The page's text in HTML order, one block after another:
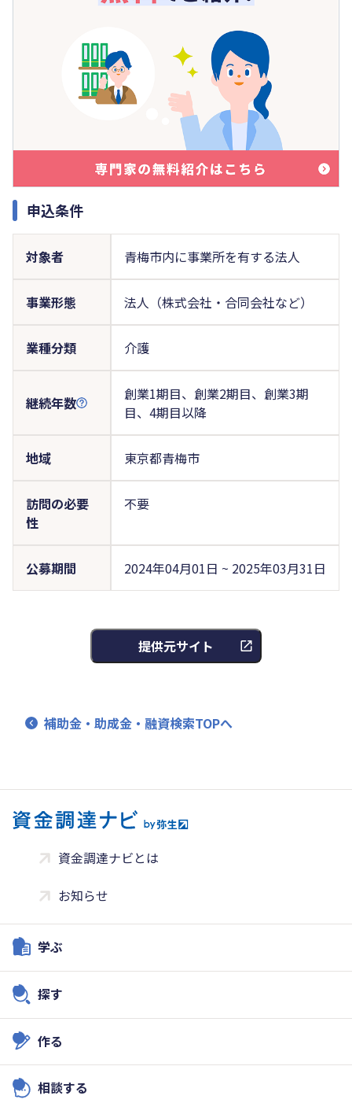
申込条件
対象者 青梅市内に事業所を有する法人
事業形態 法人（株式会社・合同会社など）
業種分類 介護
継続年数
創業1期目、創業2期目、創業3期
目、4期目以降
地域 東京都青梅市
訪問の必要
性
不要
公募期間 2024年04月01日 ~ 2025年03月31日
提供元サイト
補助金・助成金・融資検索TOPへ
資金調達ナビとは
お知らせ
学ぶ
探す
作る
相談する